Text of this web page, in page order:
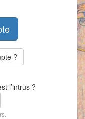
?
l’intrus ?